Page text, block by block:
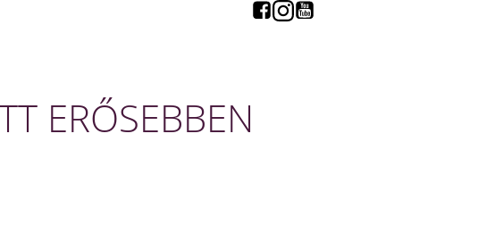
ERŐSEBBEN
hoztuk létre, hogy hasznos tanácsokkal,
lássuk el munkatársainkat a vírus okozta